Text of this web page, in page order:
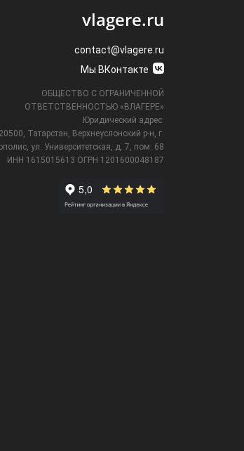
vlagere.ru
contact@vlagere.ru
Мы ВКонтакте
ОБЩЕСТВО С ОГРАНИЧЕННОЙ
ОТВЕТСТВЕННОСТЬЮ «ВЛАГЕРЕ»
Юридический адрес:
Татарстан, Верхнеуслонский р-н, г.
ул. Университетская,
д. 7, пом. 68
ИНН 1615015613 ОГРН 1201600048187